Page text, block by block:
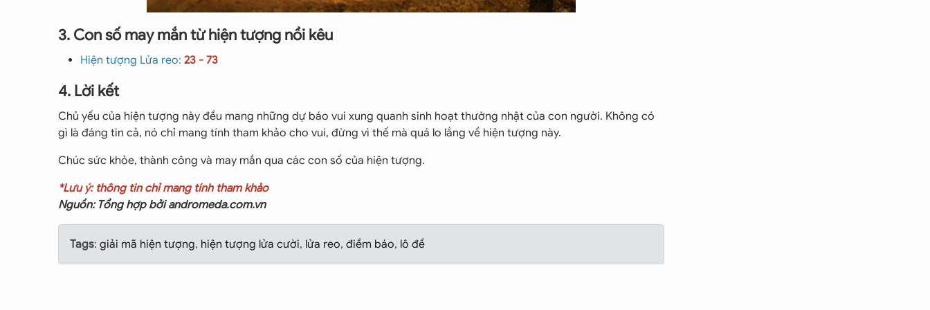
3. Con số may mắn từ hiện tượng nồi kêu
Hiện tượng Lửa reo: 23 - 73
4. Lời kết
Chủ yếu của hiện tượng này đều mang những dự báo vui xung quanh sinh hoạt thường nhật của con người. Không có
gì là đáng tin cả, nó chỉ mang tính tham khảo cho vui, đừng vì thế mà quá lo lắng về hiện tượng này.
Chúc sức khỏe, thành công và may mắn qua các con số của hiện tượng.
*Lưu ý: thông tin chỉ mang tính tham khảo
Nguồn: Tổng hợp bởi andromeda.com.vn
Tags: giải mã hiện tượng, hiện tượng lửa cười, lửa reo, điềm báo, lô đề